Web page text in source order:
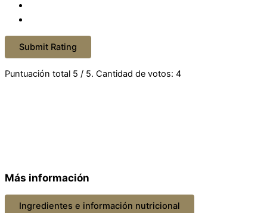
Submit Rating
Puntuación total 5 / 5. Cantidad de votos: 4
Más información
Ingredientes e información nutricional